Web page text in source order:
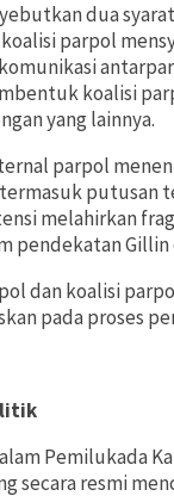
dua
parpol
koalisi
yang lainnya.
parpol
melahirkan
pendekatan
dan koalisi
pada proses
Pemilukada
secara resmi